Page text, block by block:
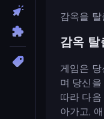
감옥을
감옥 탈
게임은
며 당신
따라 다
아가고,